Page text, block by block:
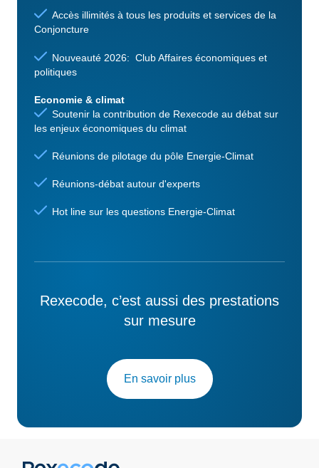
Accès illimités à tous les produits et services de la
Conjoncture
Nouveauté 2026: Club Affaires économiques et
politiques
Economie & climat
Soutenir la contribution de Rexecode au débat sur
les enjeux économiques du climat
Réunions de pilotage du pôle Energie-Climat
Réunions-débat autour d'experts
Hot line sur les questions Energie-Climat
Rexecode, c’est aussi des prestations
sur mesure
En savoir plus